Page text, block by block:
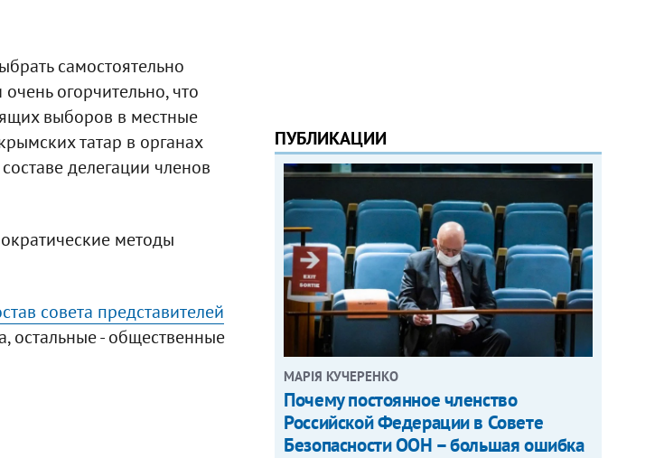
самостоятельно
огорчительно, что
выборов в местные
татар в органах
делегации членов
методы
совета представителей
остальные - общественные
ПУБЛИКАЦИИ
МАРІЯ КУЧЕРЕНКО
​Почему постоянное членство
Российской Федерации в Совете
Безопасности ООН – большая ошибка